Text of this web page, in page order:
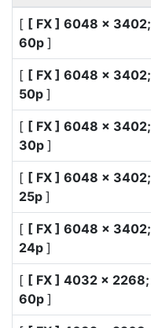
[ [ FX ] 6048 × 3402;
60p ]
[ [ FX ] 6048 × 3402;
50p ]
[ [ FX ] 6048 × 3402;
30p ]
[ [ FX ] 6048 × 3402;
25p ]
[ [ FX ] 6048 × 3402;
24p ]
[ [ FX ] 4032 × 2268;
60p ]